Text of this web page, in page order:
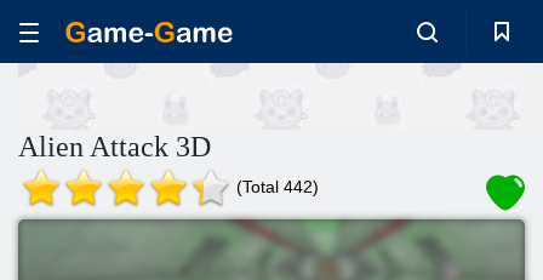
Alien Attack 3D
(Total 442)